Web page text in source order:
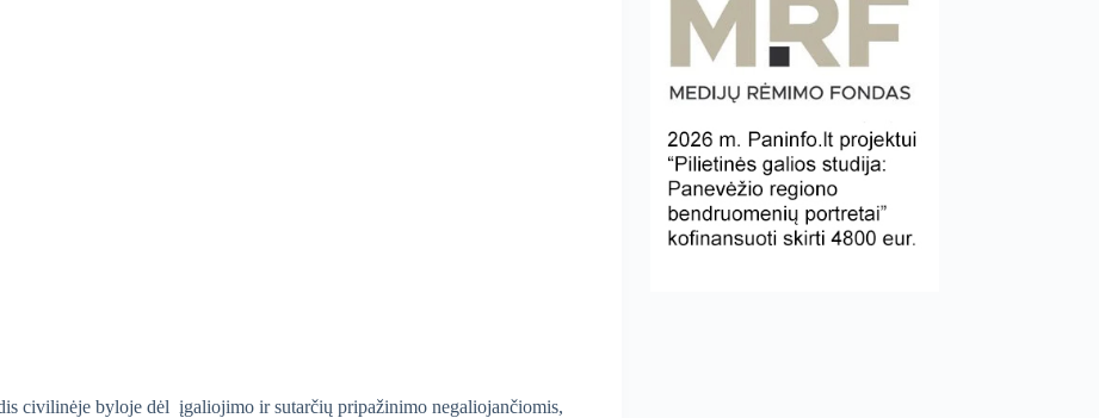
civilinėje byloje dėl įgaliojimo ir sutarčių pripažinimo negaliojančiomis,